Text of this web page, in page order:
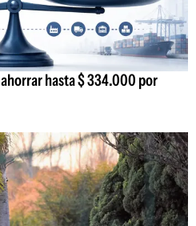
hasta $ 334.000 por